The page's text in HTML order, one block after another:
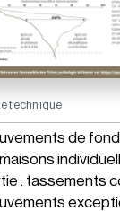
technique
de
: tassements